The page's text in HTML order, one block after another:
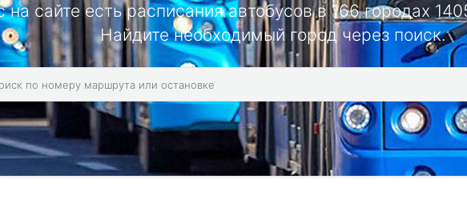
на сайте есть расписания автобусов в 166 городах
Найдите необходимый город через поиск.